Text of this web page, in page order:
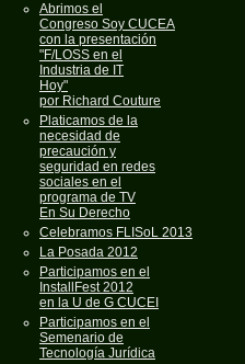
Abrimos el
Congreso Soy CUCEA
con la presentación
"F/LOSS en el
Industria de IT
Hoy"
por Richard Couture
Platicamos de la
necesidad de
precaución y
seguridad en redes
sociales en el
programa de TV
En Su Derecho
Celebramos FLISoL 2013
La Posada 2012
Participamos en el
InstallFest 2012
en la U de G CUCEI
Participamos en el
Semenario de
Tecnología Jurídica